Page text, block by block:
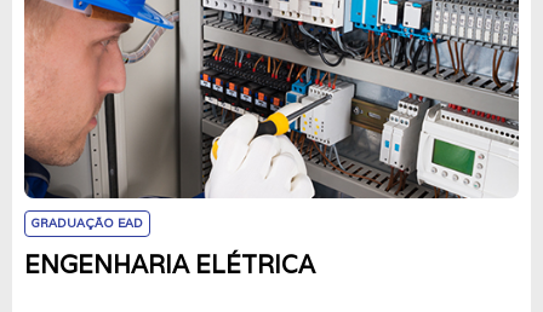
GRADUAÇÃO EAD
ENGENHARIA ELÉTRICA